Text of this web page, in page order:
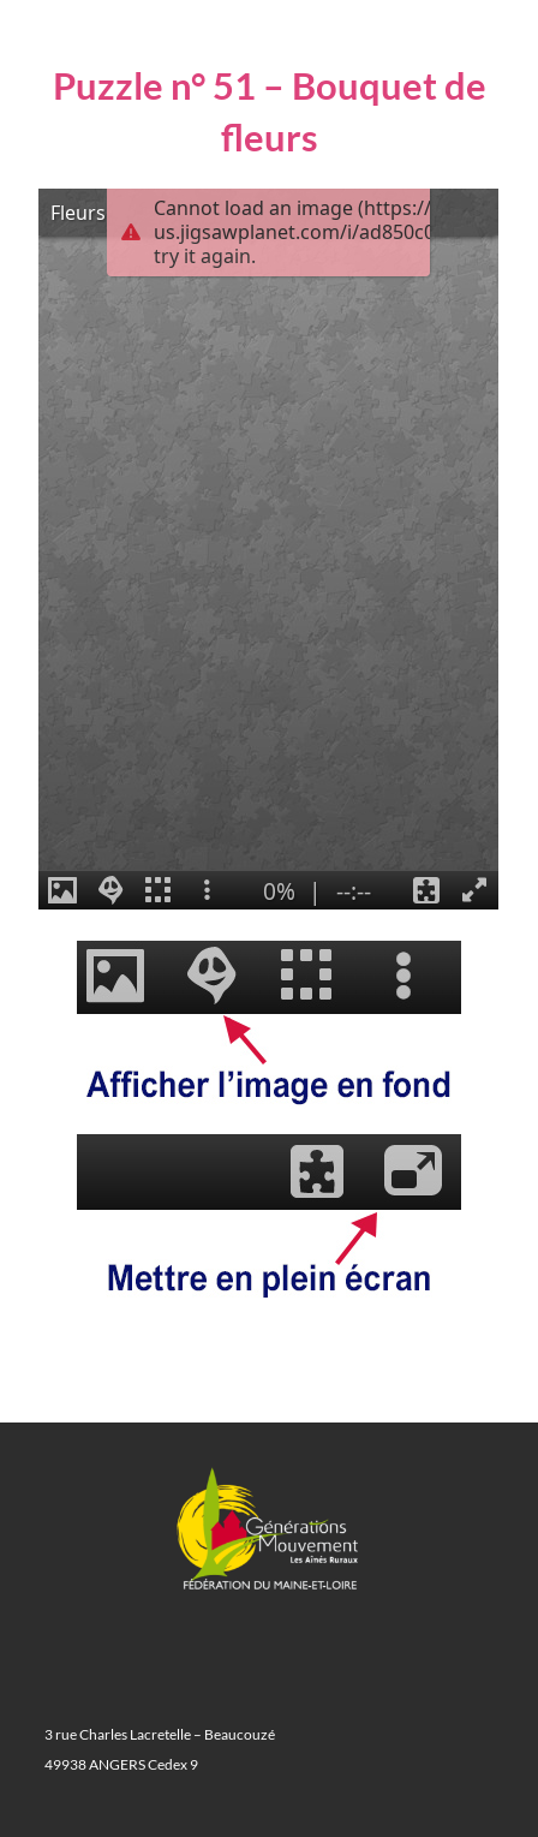
Puzzle n° 51 – Bouquet de
fleurs
3 rue Charles Lacretelle – Beaucouzé
49938 ANGERS Cedex 9